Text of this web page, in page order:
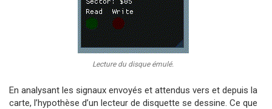
Lecture du disque émulé.
En analysant les signaux envoyés et attendus vers et depuis la
carte, l’hypothèse d’un lecteur de disquette se dessine. Ce que